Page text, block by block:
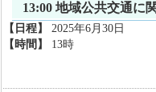
13:00 地域公共交通に
【日程】 2025年6月30日
【時間】 13時